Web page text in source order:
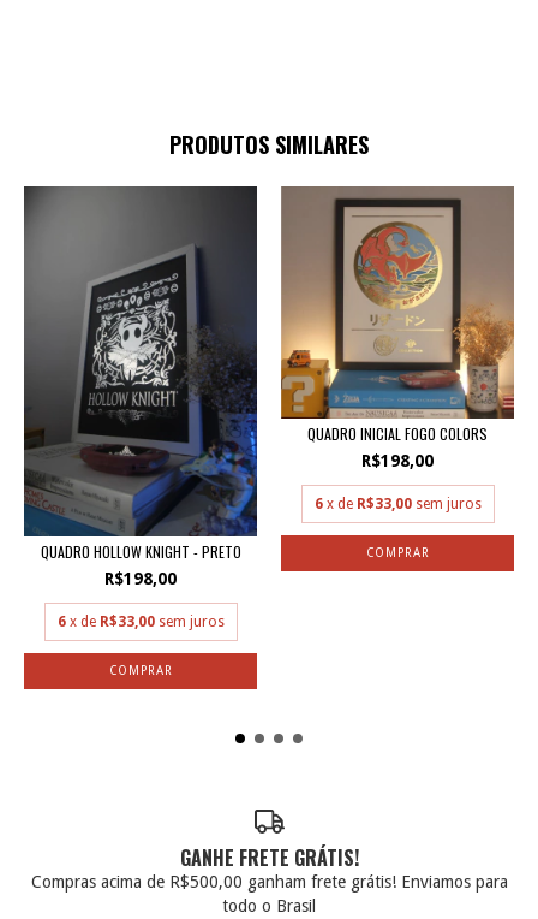
PRODUTOS SIMILARES
QUADRO HOLLOW KNIGHT - PRETO
R$198,00
6 x de R$33,00 sem juros
QUADRO INICIAL FOGO COLORS
R$198,00
6 x de R$33,00 sem juros
GANHE FRETE GRÁTIS!
Compras acima de R$500,00 ganham frete grátis! Enviamos para
todo o Brasil